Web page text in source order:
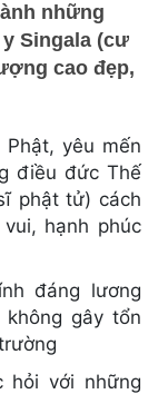
những
Singala (cư
cao đẹp,
yêu mến
điều đức Thế
phật tử) cách
hạnh phúc
đáng lương
gây tổn
hỏi với những